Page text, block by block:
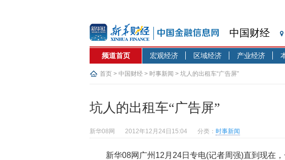
中国财经
频道首页 宏观经济 区域经济 产业经济
首页 > 中国财经 > 时事新闻 > 坑人的出租车“广告屏”
坑人的出租车“广告屏”
新华08网 2012年12月24日15:04 分类： 时事新闻
新华08网广州12月24日专电(记者周强)直到现在